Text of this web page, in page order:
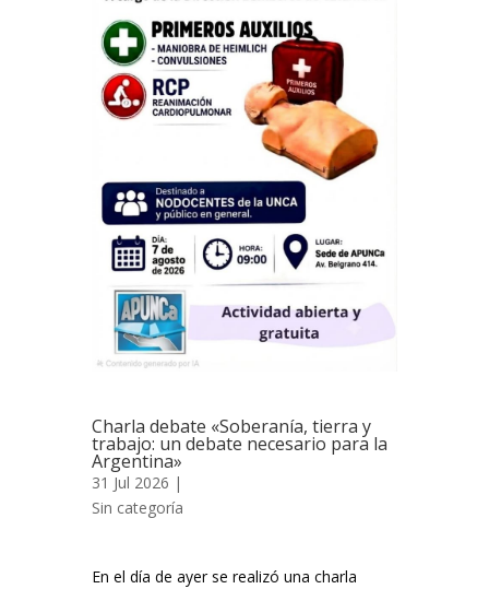
Charla debate «Soberanía, tierra y
trabajo: un debate necesario para la
Argentina»
31 Jul 2026 |
Sin categoría
En el día de ayer se realizó una charla